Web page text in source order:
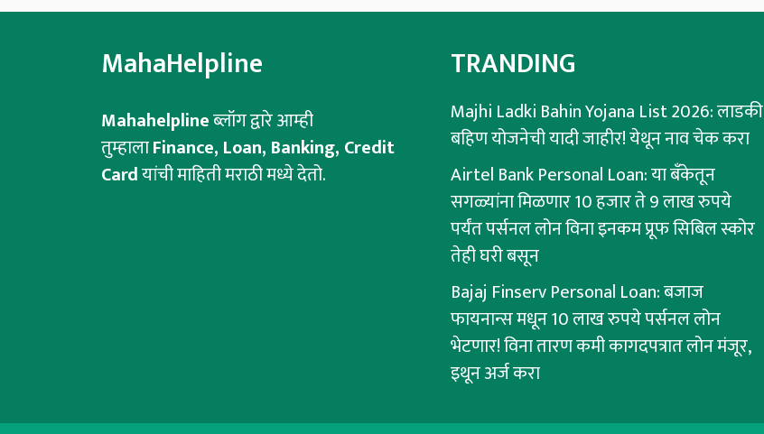
MahaHelpline
Mahahelplineब्लॉग द्वारे आम्ही
तुम्हालाFinance, Loan, Banking, Credit
Cardयांची माहिती मराठी मध्ये देतो.
TRANDING
Majhi Ladki Bahin Yojana List 2026: लाडकी
बहिण योजनेची यादी जाहीर! येथून नाव चेक करा
Airtel Bank Personal Loan: या बँकेतून
सगळ्यांना मिळणार 10 हजार ते 9 लाख रुपये
पर्यंत पर्सनल लोन विना इनकम प्रूफ सिबिल स्कोर
तेही घरी बसून
Bajaj Finserv Personal Loan: बजाज
फायनान्स मधून 10 लाख रुपये पर्सनल लोन
भेटणार! विना तारण कमी कागदपत्रात लोन मंजूर,
इथून अर्ज करा